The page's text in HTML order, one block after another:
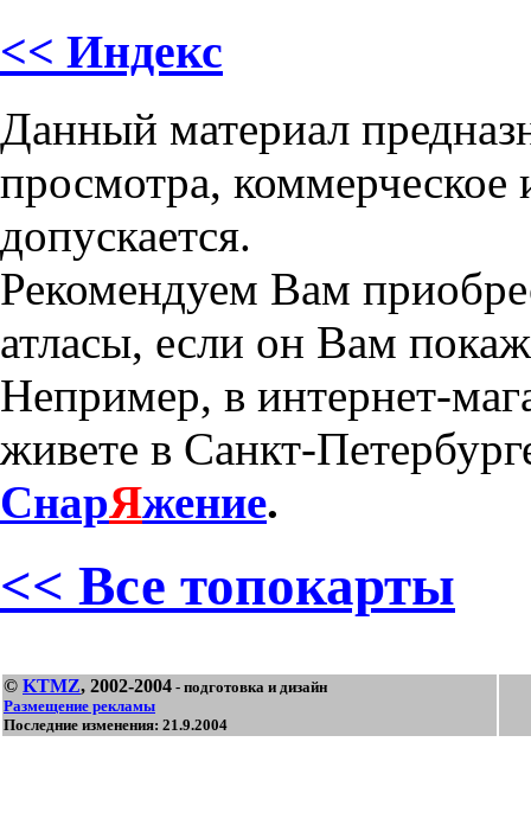
<< Индекс
Данный материал
просмотра, коммерческое
допускается.
Рекомендуем Вам
атласы, если он Вам
Непример, в интернет-
живете в Санкт-
СнарЯжение.
<< Все топокарты
© KTMZ, 2002-2004 - подготовка и дизайн
Размещение рекламы
Последние изменения: 21.9.2004